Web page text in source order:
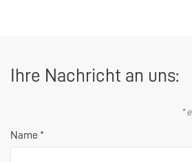
Ihre Nachricht an uns:
*
Name *